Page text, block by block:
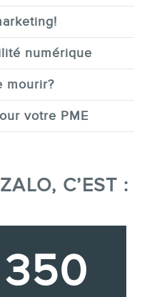
numérique
mourir?
votre PME
C’EST :